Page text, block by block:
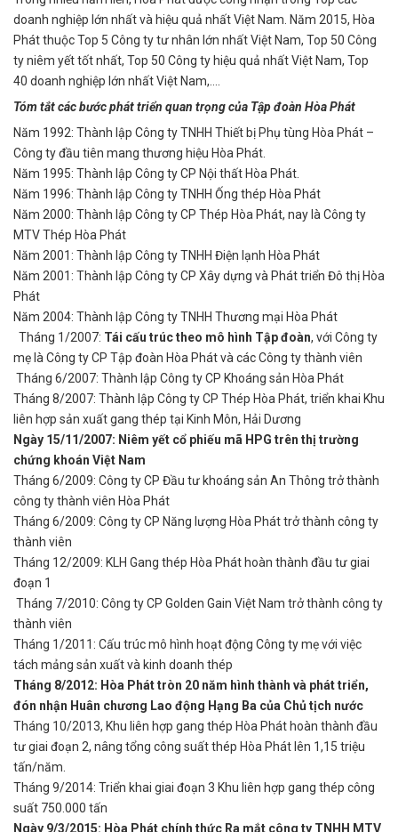
doanh nghiệp lớn nhất và hiệu quả nhất Việt Nam. Năm 2015, Hòa
Phát thuộc Top 5 Công ty tư nhân lớn nhất Việt Nam, Top 50 Công
ty niêm yết tốt nhất, Top 50 Công ty hiệu quả nhất Việt Nam, Top
40 doanh nghiệp lớn nhất Việt Nam,….
Tóm tắt các bước phát triển quan trọng của Tập đoàn Hòa Phát
Năm 1992: Thành lập Công ty TNHH Thiết bị Phụ tùng Hòa Phát –
Công ty đầu tiên mang thương hiệu Hòa Phát.
Năm 1995: Thành lập Công ty CP Nội thất Hòa Phát.
Năm 1996: Thành lập Công ty TNHH Ống thép Hòa Phát
Năm 2000: Thành lập Công ty CP Thép Hòa Phát, nay là Công ty
MTV Thép Hòa Phát
Năm 2001: Thành lập Công ty TNHH Điện lạnh Hòa Phát
Năm 2001: Thành lập Công ty CP Xây dựng và Phát triển Đô thị Hòa
Phát
Năm 2004: Thành lập Công ty TNHH Thương mại Hòa Phát
Tháng 1/2007: Tái cấu trúc theo mô hình Tập đoàn, với Công ty
mẹ là Công ty CP Tập đoàn Hòa Phát và các Công ty thành viên
Tháng 6/2007: Thành lập Công ty CP Khoáng sản Hòa Phát
Tháng 8/2007: Thành lập Công ty CP Thép Hòa Phát, triển khai Khu
liên hợp sản xuất gang thép tại Kinh Môn, Hải Dương
Ngày 15/11/2007: Niêm yết cổ phiếu mã HPG trên thị trường
chứng khoán Việt Nam
Tháng 6/2009: Công ty CP Đầu tư khoáng sản An Thông trở thành
công ty thành viên Hòa Phát
Tháng 6/2009: Công ty CP Năng lượng Hòa Phát trở thành công ty
thành viên
Tháng 12/2009: KLH Gang thép Hòa Phát hoàn thành đầu tư giai
đoạn 1
Tháng 7/2010: Công ty CP Golden Gain Việt Nam trở thành công ty
thành viên
Tháng 1/2011: Cấu trúc mô hình hoạt động Công ty mẹ với việc
tách mảng sản xuất và kinh doanh thép
Tháng 8/2012: Hòa Phát tròn 20 năm hình thành và phát triển,
đón nhận Huân chương Lao động Hạng Ba của Chủ tịch nước
Tháng 10/2013, Khu liên hợp gang thép Hòa Phát hoàn thành đầu
tư giai đoạn 2, nâng tổng công suất thép Hòa Phát lên 1,15 triệu
tấn/năm.
Tháng 9/2014: Triển khai giai đoạn 3 Khu liên hợp gang thép công
suất 750.000 tấn
Ngày 9/3/2015: Hòa Phát chính thức Ra mắt công ty TNHH MTV